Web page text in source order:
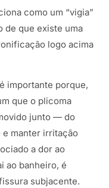
como um “vigia”
de que existe uma
logo acima
importante porque,
que o plicoma
junto — do
manter irritação
a dor ao
ao banheiro, é
subjacente.